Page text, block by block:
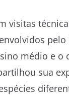
visitas
médio e o
sua